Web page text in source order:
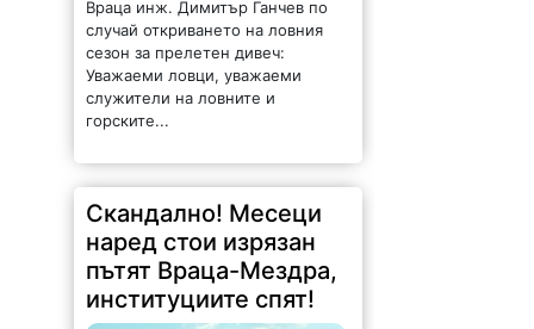
Враца инж. Димитър Ганчев по
случай откриването на ловния
сезон за прелетен дивеч:
Уважаеми ловци, уважаеми
служители на ловните и
горските...
Скандално! Месеци
наред стои изрязан
пътят Враца-Мездра,
институциите спят!